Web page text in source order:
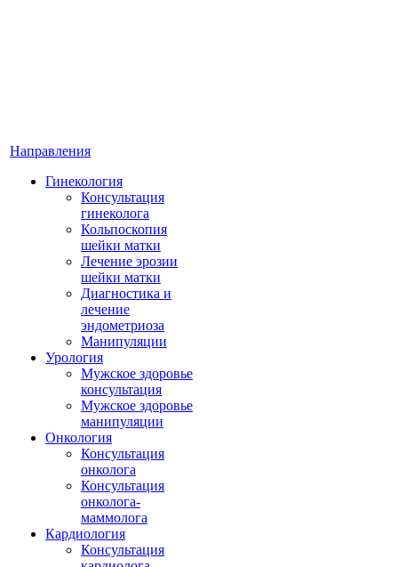
Направления
Гинекология
Консультация
гинеколога
Кольпоскопия
шейки матки
Лечение эрозии
шейки матки
Диагностика и
лечение
эндометриоза
Манипуляции
Урология
Мужское здоровье
консультация
Мужское здоровье
манипуляции
Онкология
Консультация
онколога
Консультация
онколога-
маммолога
Кардиология
Консультация